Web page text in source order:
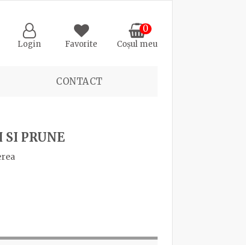
Login
0
Coșul meu
Favorite
CONTACT
SI PRUNE